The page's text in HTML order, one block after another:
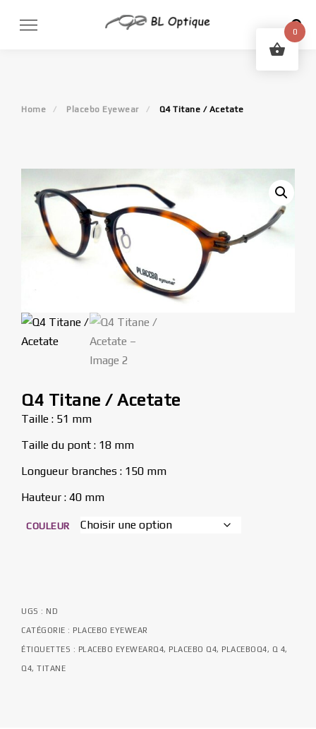
Home Placebo Eyewear Q4 Titane / Acetate
Q4 Titane / Acetate
Taille : 51 mm
Taille du pont : 18 mm
Longueur branches : 150 mm
Hauteur : 40 mm
COULEUR
UGS : ND
CATÉGORIE : PLACEBO EYEWEAR
ÉTIQUETTES : PLACEBO EYEWEARQ4, PLACEBO Q4, PLACEBOQ4, Q 4,
Q4, TITANE
0